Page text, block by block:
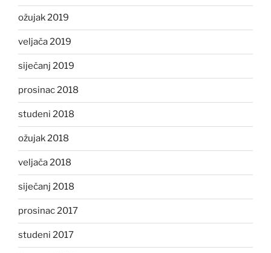
ožujak 2019
veljača 2019
siječanj 2019
prosinac 2018
studeni 2018
ožujak 2018
veljača 2018
siječanj 2018
prosinac 2017
studeni 2017